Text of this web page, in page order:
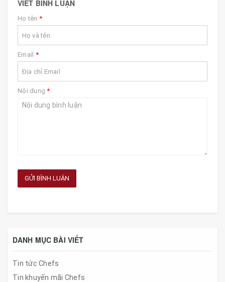
VIẾT BÌNH LUẬN
Họ tên *
Email *
Nội dung*
GỬI BÌNH LUẬN
DANH MỤC BÀI VIẾT
Tin tức Chefs
Tin khuyến mãi Chefs